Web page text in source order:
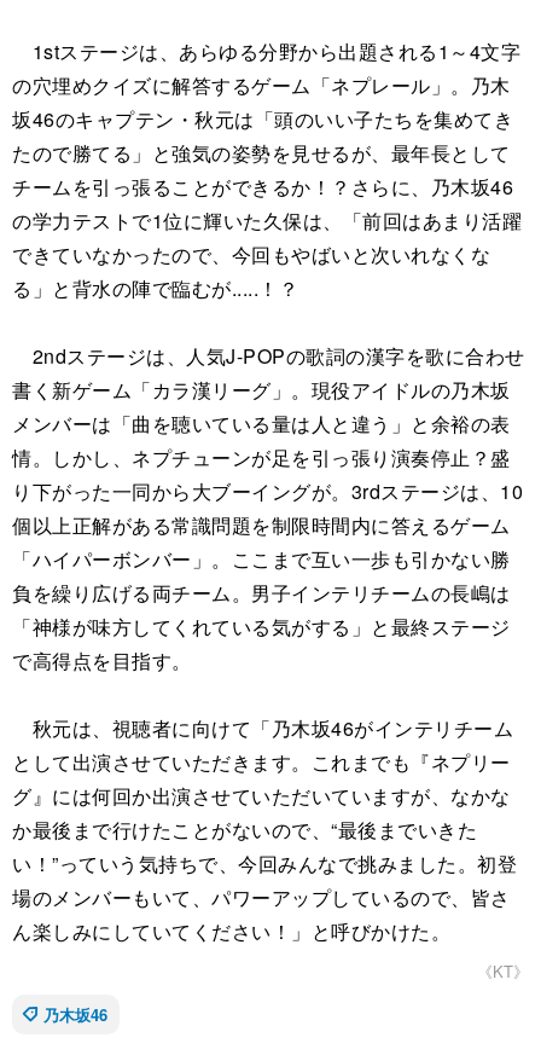
1stステージは、あらゆる分野から出題される1～4文字
の穴埋めクイズに解答するゲーム「ネプレール」。乃木
坂46のキャプテン・秋元は「頭のいい子たちを集めてき
たので勝てる」と強気の姿勢を見せるが、最年長として
チームを引っ張ることができるか！？さらに、乃木坂46
の学力テストで1位に輝いた久保は、「前回はあまり活躍
できていなかったので、今回もやばいと次いれなくな
る」と背水の陣で臨むが.....！？
2ndステージは、人気J-POPの歌詞の漢字を歌に合わせ
書く新ゲーム「カラ漢リーグ」。現役アイドルの乃木坂
メンバーは「曲を聴いている量は人と違う」と余裕の表
情。しかし、ネプチューンが足を引っ張り演奏停止？盛
り下がった一同から大ブーイングが。3rdステージは、10
個以上正解がある常識問題を制限時間内に答えるゲーム
「ハイパーボンバー」。ここまで互い一歩も引かない勝
負を繰り広げる両チーム。男子インテリチームの長嶋は
「神様が味方してくれている気がする」と最終ステージ
で高得点を目指す。
秋元は、視聴者に向けて「乃木坂46がインテリチーム
として出演させていただきます。これまでも『ネプリー
グ』には何回か出演させていただいていますが、なかな
か最後まで行けたことがないので、“最後までいきた
い！”っていう気持ちで、今回みんなで挑みました。初登
場のメンバーもいて、パワーアップしているので、皆さ
ん楽しみにしていてください！」と呼びかけた。
《KT》
乃木坂46